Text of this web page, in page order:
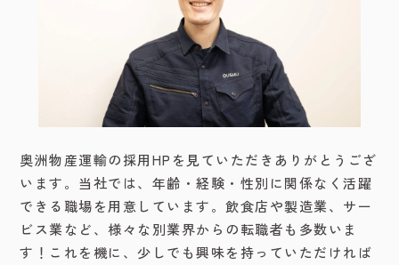
奥洲物産運輸の採用HPを見ていただきありがとうござ
います。当社では、年齢・経験・性別に関係なく活躍
できる職場を用意しています。飲食店や製造業、サー
ビス業など、様々な別業界からの転職者も多数いま
す！これを機に、少しでも興味を持っていただければ